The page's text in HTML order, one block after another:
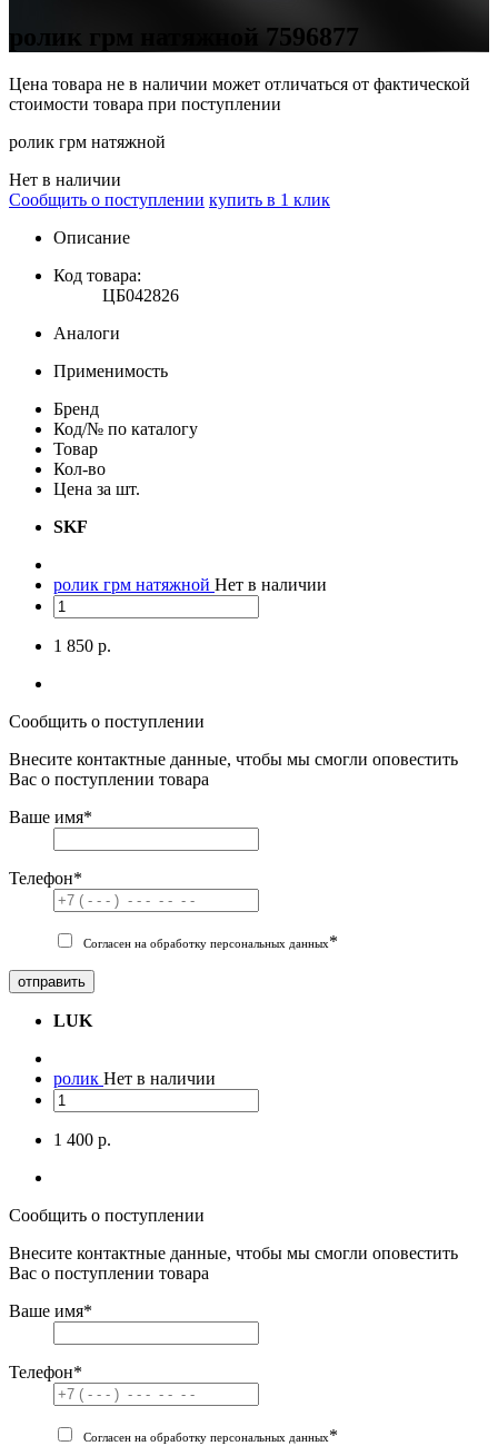
ролик грм натяжной 7596877
Цена товара не в наличии может отличаться от фактической
стоимости товара при поступлении
ролик грм натяжной
Нет в наличии
Сообщить о поступлении купить в 1 клик
Описание
Код товара:
ЦБ042826
Аналоги
Применимость
Бренд
Код/№ по каталогу
Товар
Кол-во
Цена за шт.
SKF
ролик грм натяжной Нет в наличии
1 850 р.
Сообщить о поступлении
Внесите контактные данные, чтобы мы смогли оповестить
Вас о поступлении товара
Ваше имя*
Телефон*
Согласен на обработку персональных данных*
отправить
LUK
ролик Нет в наличии
1 400 р.
Сообщить о поступлении
Внесите контактные данные, чтобы мы смогли оповестить
Вас о поступлении товара
Ваше имя*
Телефон*
Согласен на обработку персональных данных*